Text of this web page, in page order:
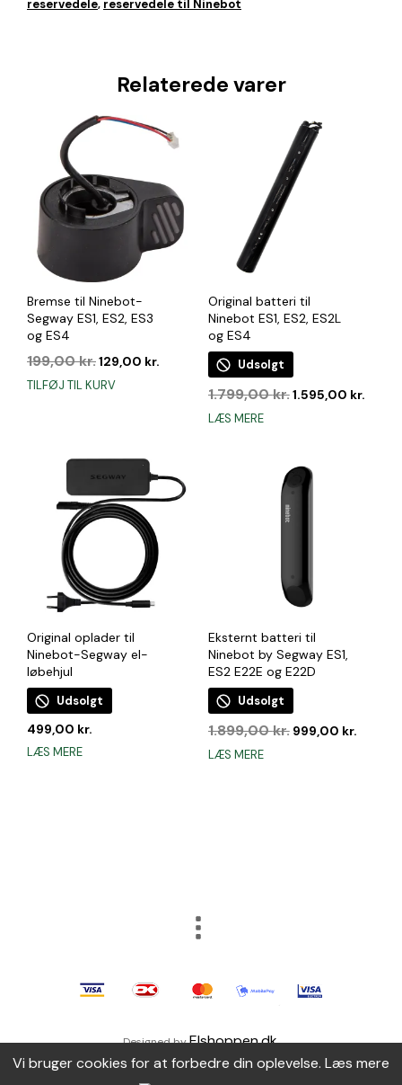
reservedele, reservedele til Ninebot
Relaterede varer
Bremse til Ninebot-
Segway ES1, ES2, ES3
og ES4
199,00kr.Den
pris
129,00 kr.
aktuelle
129,00 kr..
TILFØJ TIL KURV
Original batteri til
Ninebot ES1, ES2, ES2L
og ES4
Udsolgt
1.799,00kr.Den
1.595,00 kr.
LÆS MERE
Original oplader til
Ninebot-Segway el-
løbehjul
Udsolgt
499,00 kr.
LÆS MERE
Eksternt batteri til
Ninebot by Segway ES1,
ES2 E22E og E22D
Udsolgt
1.899,00kr. Den
999,00 kr.
LÆS MERE
Designed byElshoppen.dk.
Vi bruger cookies for at forbedre din oplevelse. Læs mere